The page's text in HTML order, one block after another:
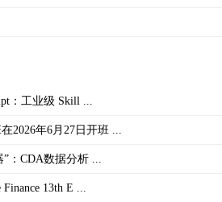
：工业级 Skill ...
2026年6月27日开班 ...
：CDA数据分析 ...
13th E ...